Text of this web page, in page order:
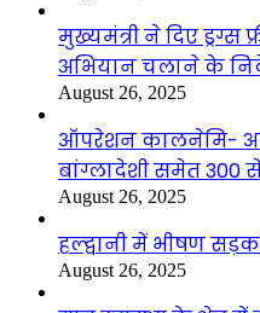
मुख्यमंत्री ने दिए ड्रग्स
अभियान चलाने के
August 26, 2025
ऑपरेशन कालनेमि-
बांग्लादेशी समेत 300
August 26, 2025
हल्द्वानी में भीषण
August 26, 2025